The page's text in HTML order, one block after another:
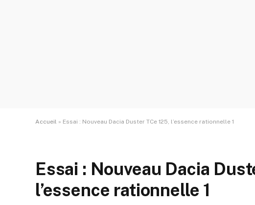
Accueil » Essai : Nouveau Dacia Duster TCe 125, l’essence rationnelle 1
Essai : Nouveau Dacia
l’essence rationnelle 1